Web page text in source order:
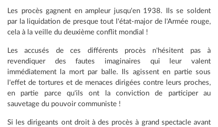
Les procès gagnent en ampleur jusqu'en 1938. Ils se soldent
par la liquidation de presque tout l'état-major de l'Armée rouge,
cela à la veille du deuxième conflit mondial !
Les accusés de ces différents procès n'hésitent pas à
revendiquer des fautes imaginaires qui leur valent
immédiatement la mort par balle. Ils agissent en partie sous
l'effet de tortures et de menaces dirigées contre leurs proches,
en partie parce qu'ils ont la conviction de participer au
sauvetage du pouvoir communiste !
Si les dirigeants ont droit à des procès à grand spectacle avant